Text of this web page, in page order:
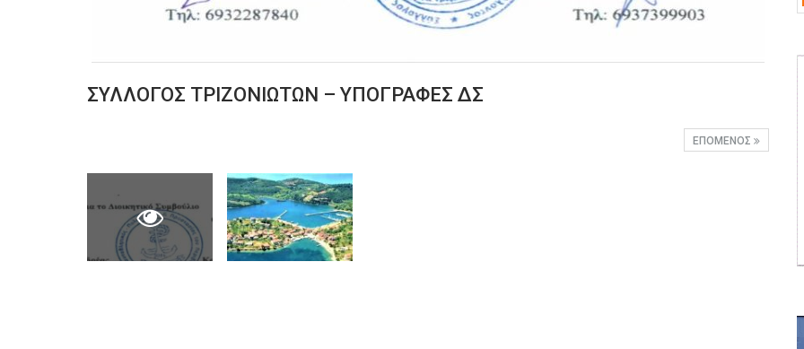
ΣΥΛΛΟΓΟΣ ΤΡΙΖΟΝΙΩΤΩΝ – ΥΠΟΓΡΑΦΕΣ ΔΣ
ΕΠΌΜΕΝΟΣ